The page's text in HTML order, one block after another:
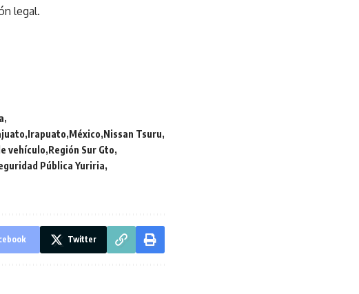
legal.
Irapuato México Nissan Tsuru
vehículo Región Sur Gto
Pública Yuriria
Twitter